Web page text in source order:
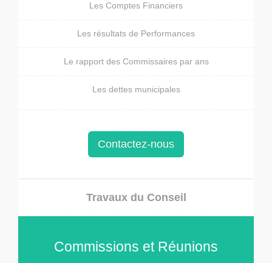
Les Comptes Financiers
Les résultats de Performances
Le rapport des Commissaires par ans
Les dettes municipales
Contactez-nous
Travaux du Conseil
Commissions et Réunions